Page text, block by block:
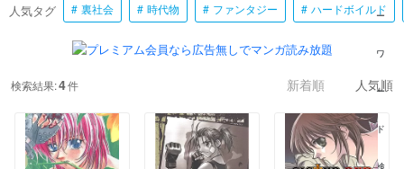
人気タグ 裏社会 時代物 ファンタジー ハードボイルド
検索結果:4件 新着順 人気順